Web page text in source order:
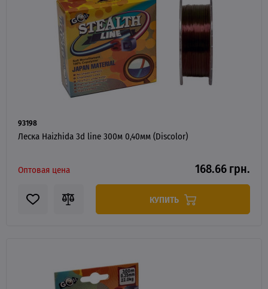
93198
Леска Haizhida 3d line 300м 0,40мм (Discolor)
Оптовая цена 168.66 грн.
КУПИТЬ